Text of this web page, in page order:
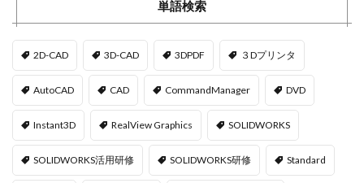
単語検索
2D-CAD 3D-CAD 3DPDF ３Dプリンタ
AutoCAD CAD CommandManager DVD
Instant3D RealView Graphics SOLIDWORKS
SOLIDWORKS活用研修 SOLIDWORKS研修 Standard